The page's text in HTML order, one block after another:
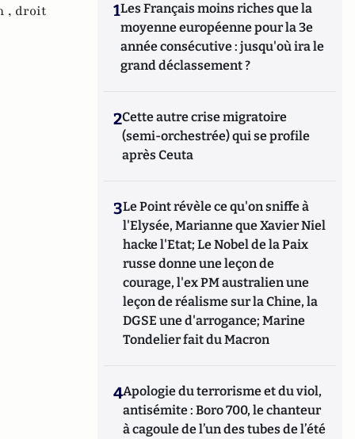
, droit
1Les Français moins riches que la
moyenne européenne pour la 3e
année consécutive : jusqu'où ira le
grand déclassement ?
2Cette autre crise migratoire
(semi-orchestrée) qui se profile
après Ceuta
3Le Point révèle ce qu'on sniffe à
l'Elysée, Marianne que Xavier Niel
hacke l'Etat; Le Nobel de la Paix
russe donne une leçon de
courage, l'ex PM australien une
leçon de réalisme sur la Chine, la
DGSE une d'arrogance; Marine
Tondelier fait du Macron
4Apologie du terrorisme et du viol,
antisémite : Boro 700, le chanteur
à cagoule de l’un des tubes de l’été